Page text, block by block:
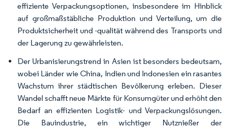
effiziente Verpackungsoptionen, insbesondere im Hinblick
auf großmaßstäbliche Produktion und Verteilung, um die
Produktsicherheit und -qualität während des Transports und
der Lagerung zu gewährleisten.
Der Urbanisierungstrend in Asien ist besonders bedeutsam,
wobei Länder wie China, Indien und Indonesien ein rasantes
Wachstum ihrer städtischen Bevölkerung erleben. Dieser
Wandel schafft neue Märkte für Konsumgüter und erhöht den
Bedarf an effizienten Logistik- und Verpackungslösungen.
Die Bauindustrie, ein wichtiger Nutznießer der